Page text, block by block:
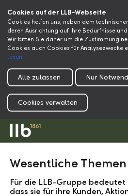
Cookies auf der LLB-Webseite
Cookies helfen uns, neben dem
deren Ausrichtung auf Ihre Bedürfnisse
Wir bitten Sie daher um die Zustimmung
Cookies auch Cookies für Analysezwecke
lesen
Alle zulassen Nur
Cookies verwalten
Wesentliche Themen
Für die LLB-Gruppe
dass sie für ihre Kunden,